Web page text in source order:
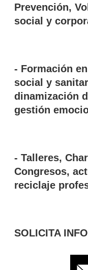
Prevención,
social y
- Formación
social y
dinamización
gestión
- Talleres,
Congresos,
reciclaje
SOLICITA